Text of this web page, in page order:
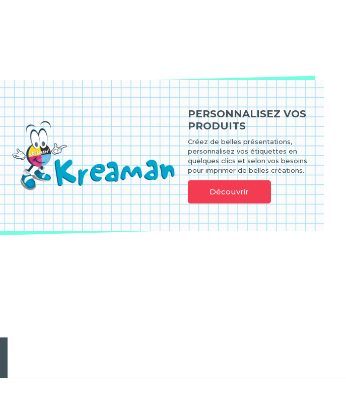
PERSONNALISEZ VOS
PRODUITS
Créez de belles présentations,
personnalisez vos étiquettes en
quelques clics et selon vos besoins
pour imprimer de belles créations.
Découvrir